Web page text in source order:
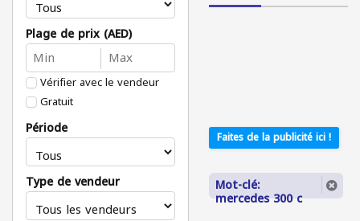
Plage de prix (AED)
Vérifier avec le vendeur
Gratuit
Période
Type de vendeur
Faites de la publicité ici !
Mot-clé:
mercedes 300 c